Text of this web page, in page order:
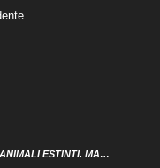
ESTINTI. MA…